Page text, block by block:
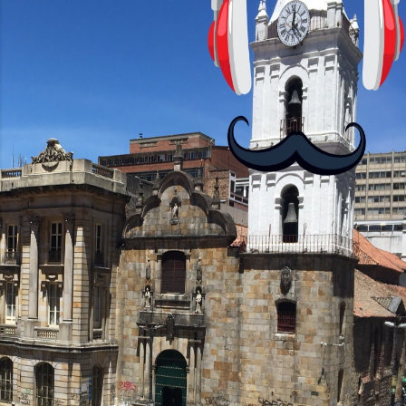
antes nos enseñó francés, ahora nos
convierta en jugadores de ajedrez? Aún
no podrás jugar contra otros humanos
La aplicación Duolingo fue lanzada en
2012 y cuenta con más de 37 millones
de usuarios activos diarios. Desde 2022,
ha empeza...